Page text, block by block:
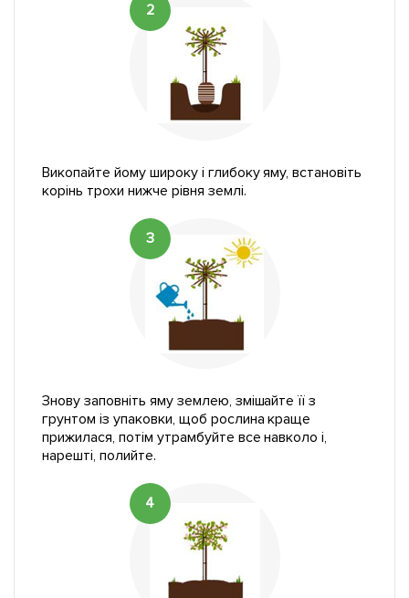
2
Викопайте йому широку і глибоку яму, встановіть
корінь трохи нижче рівня землі.
3
Знову заповніть яму землею, змішайте її з
грунтом із упаковки, щоб рослина краще
прижилася, потім утрамбуйте все навколо і,
нарешті, полийте.
4